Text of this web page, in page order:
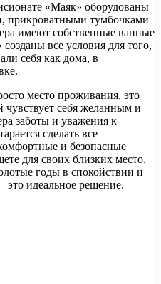
«Маяк» оборудованы
прикроватными тумбочками
имеют собственные ванные
все условия для того,
себя как дома, в
место проживания, это
себя желанным и
заботы и уважения к
сделать все
и безопасные
для своих близких место,
годы в спокойствии и
идеальное решение.